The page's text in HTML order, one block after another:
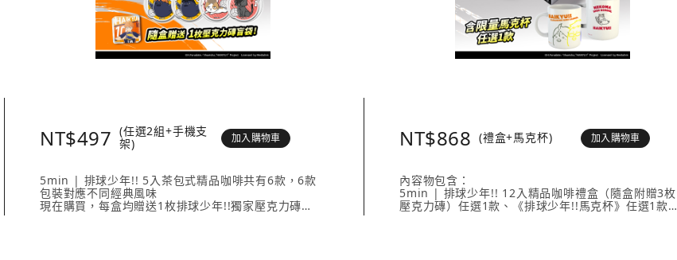
NT$497 (任選2組+手機支
架)
加入購物車
5min | 排球少年!! 5入茶包式精品咖啡共有6款，6款
包裝對應不同經典風味
現在購買，每盒均贈送1枚排球少年!!獨家壓克力磚
NT$868 (禮盒+馬克杯) 加入購物車
內容物包含：
5min | 排球少年!! 12入精品咖啡禮盒（隨盒附贈3枚
壓克力磚）任選1款、《排球少年!!馬克杯》任選1款。